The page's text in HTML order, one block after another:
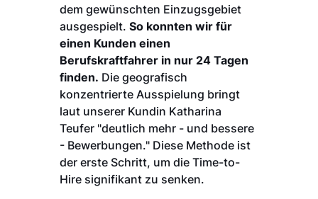
dem gewünschten Einzugsgebiet
ausgespielt. So konnten wir für
einen Kunden einen
Berufskraftfahrer in nur 24 Tagen
finden. Die geografisch
konzentrierte Ausspielung bringt
laut unserer Kundin Katharina
Teufer "deutlich mehr - und bessere
- Bewerbungen." Diese Methode ist
der erste Schritt, um die Time-to-
Hire signifikant zu senken.